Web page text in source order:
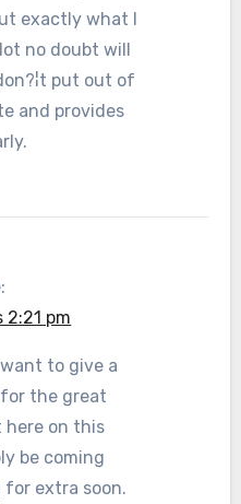
exactly what I
no doubt will
put out of
and provides
2:21 pm
to give a
the great
here on this
be coming
for extra soon.